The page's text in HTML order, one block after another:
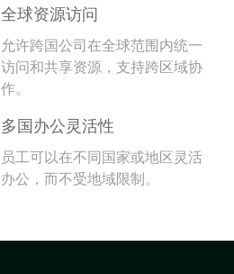
全球资源访问
允许跨国公司在全球范围内统一
访问和共享资源，支持跨区域协
作。
多国办公灵活性
员工可以在不同国家或地区灵活
办公，而不受地域限制。